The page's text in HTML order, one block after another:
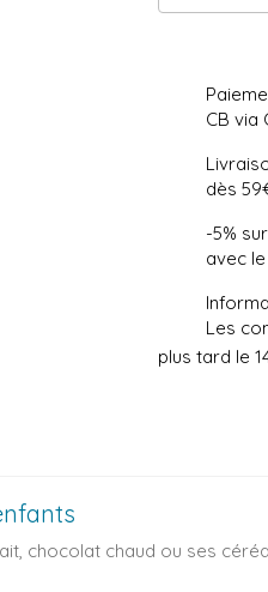
CB via
dès
-5%
avec le
Les
plus tard le
chocolat chaud ou ses